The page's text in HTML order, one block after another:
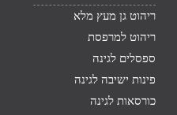
ריהוט גן מעץ מלא
ריהוט למרפסת
ספסלים לגינה
פינות ישיבה לגינה
כורסאות לגינה